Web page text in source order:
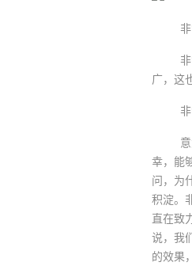
非常
非常
广，这
非常
意大
幸，能
问，为
积淀。
直在致
说，我
的效果